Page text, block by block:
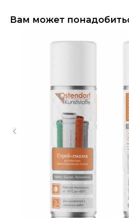
Вам может